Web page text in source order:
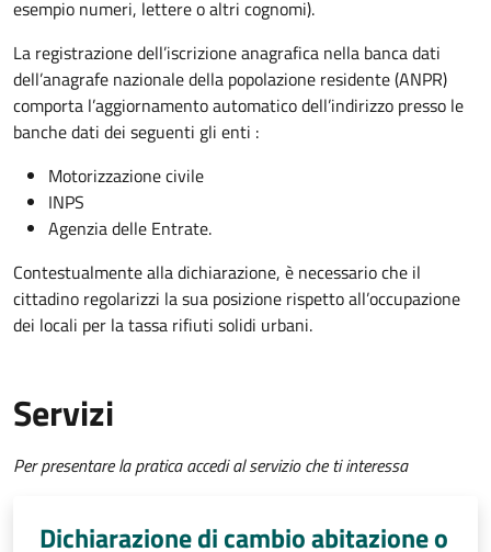
esempio numeri, lettere o altri cognomi).
La registrazione dell’iscrizione anagrafica nella banca dati
dell’anagrafe nazionale della popolazione residente (ANPR)
comporta l’aggiornamento automatico dell’indirizzo presso le
banche dati dei seguenti gli enti :
Motorizzazione civile
INPS
Agenzia delle Entrate.
Contestualmente alla dichiarazione, è necessario che il
cittadino regolarizzi la sua posizione rispetto all’occupazione
dei locali per la tassa rifiuti solidi urbani.
Servizi
Per presentare la pratica accedi al servizio che ti interessa
Dichiarazione di cambio abitazione o